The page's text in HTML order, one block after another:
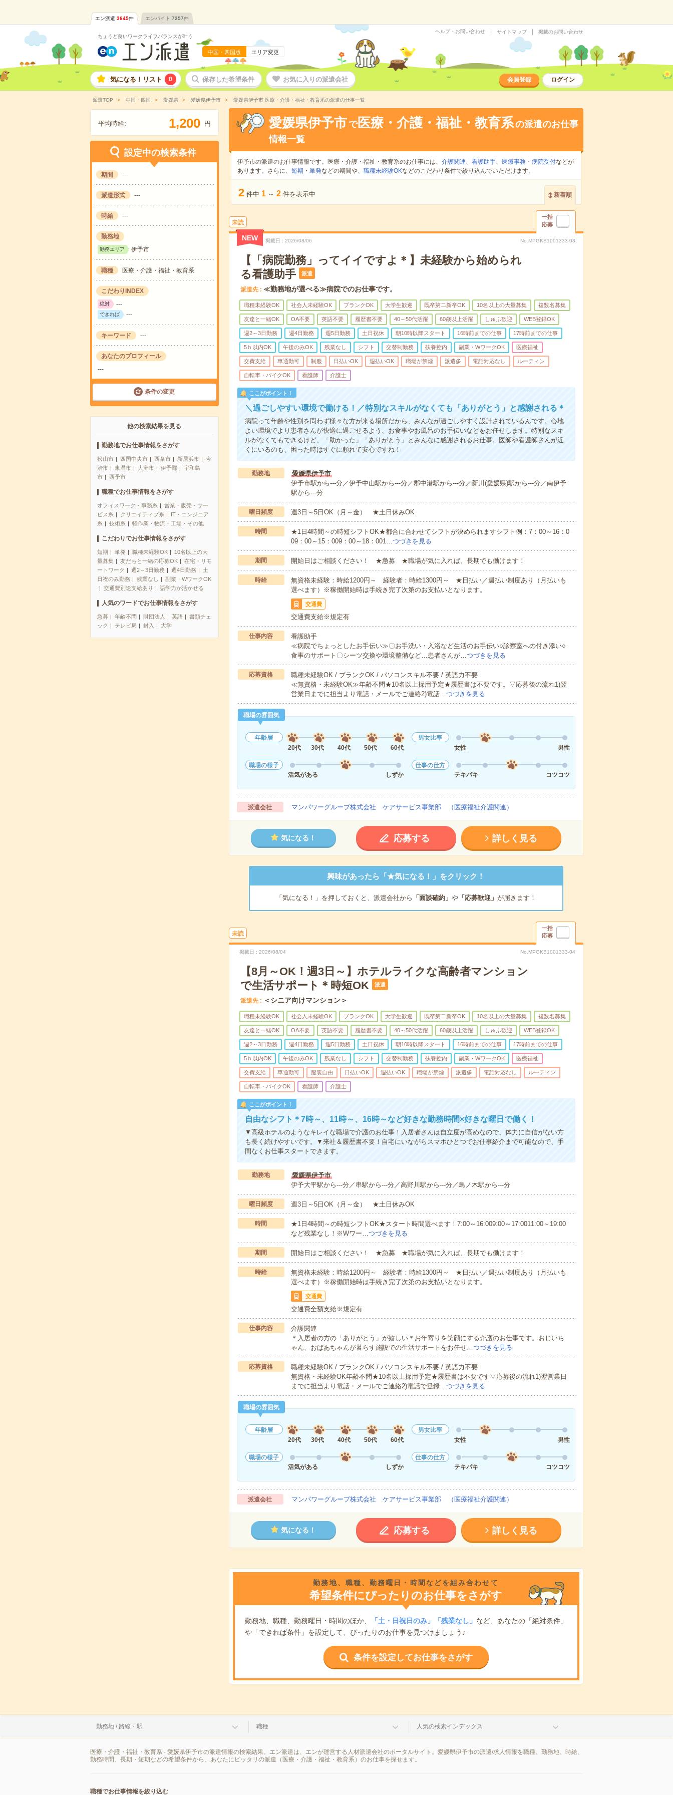
エン派遣 3645件 エンバイト 7257件
ちょうど良いワークライフバランスが叶う
中国・四国版 エリア変更
ヘルプ・お問い合わせ サイトマップ 掲載のお問い合わせ
気になる！リスト 0 保存した希望条件 お気に入りの派遣会社 会員登録 ログイン
派遣TOP 中国・四国 愛媛県 愛媛県伊予市 愛媛県伊予市 医療・介護・福祉・教育系の派遣の仕事一覧
平均時給: 1,200 円
設定中の検索条件
期間 ---
派遣形式 ---
時給 ---
勤務地
勤務エリア 伊予市
職種 医療・介護・福祉・教育系
こだわりINDEX
絶対 ---
できれば ---
キーワード ---
あなたのプロフィール
---
条件の変更
他の検索結果を見る
勤務地でお仕事情報をさがす
松山市 四国中央市 西条市 新居浜市
今
治市
東温市 大洲市 伊予郡
宇和島
市
西予市
職種でお仕事情報をさがす
オフィスワーク・事務系
営業・販売・サー
ビス系
クリエイティブ系
IT・エンジニア
系
技術系 軽作業・物流・工場・その他
こだわりでお仕事情報をさがす
短期 単発 職種未経験OK
10名以上の大
量募集
友だちと一緒の応募OK
在宅・リモ
ートワーク
週2～3日勤務 週4日勤務
土
日祝のみ勤務
残業なし
副業・WワークOK
交通費別途支給あり
語学力が活かせる
人気のワードでお仕事情報をさがす
急募 年齢不問 財団法人 英語
書類チェ
ック
テレビ局 封入 大学
愛媛県伊予市 で医療・介護・福祉・教育系の派遣のお仕事
情報一覧
伊予市の派遣のお仕事情報です。医療・介護・福祉・教育系のお仕事には、 介護関連、 看護助手、 医療事務・病院受付などが
あります。さらに、 短期 ・ 単発などの期間や、 職種未経験OKなどのこだわり条件で絞り込んでいただけます。
2 件中 1 ～ 2 件を表示中 新着順
未読
一括
応募
NEW 掲載日 2026/08/06 No.MPGKS1001333-03
【「病院勤務」ってイイですよ＊】未経験から始められ
る看護助手
派遣
派遣先 ≪勤務地が選べる≫病院でのお仕事です。
職種未経験OK 社会人未経験OK ブランクOK 大学生歓迎 既卒第二新卒OK 10名以上の大量募集 複数名募集
友達と一緒OK OA不要 英語不要 履歴書不要 40～50代活躍 60歳以上活躍 しゅふ歓迎 WEB登録OK
週2～3日勤務 週4日勤務 週5日勤務 土日祝休 朝10時以降スタート 16時前までの仕事 17時前までの仕事
5ｈ以内OK 午後のみOK 残業なし シフト 交替制勤務 扶養控内 副業・WワークOK 医療福祉
交費支給 車通勤可 制服 日払いOK 週払いOK 職場が禁煙 派遣多 電話対応なし ルーティン
自転車・バイクOK 看護師 介護士
ここがポイント！
＼過ごしやすい環境で働ける！／特別なスキルがなくても「ありがとう」と感謝される＊
病院って年齢や性別を問わず様々な方が来る場所だから、みんなが過ごしやすく設計されているんです。心地
よい環境でより患者さんが快適に過ごせるよう、お食事やお風呂のお手伝いなどをお任せします。特別なスキ
ルがなくてもできるけど、「助かった」「ありがとう」とみんなに感謝されるお仕事。医師や看護師さんが近
くにいるのも、困った時はすぐに頼れて安心ですね！
勤務地
愛媛県伊予市
伊予市駅から---分／伊予中山駅から---分／郡中港駅から---分／新川(愛媛県)駅から---分／南伊予
駅から---分
曜日頻度 週3日～5日OK（月～金） ★土日休みOK
時間
★1日4時間～の時短シフトOK★都合に合わせてシフトが決められますシフト例：7：00～16：0
09：00～15：009：00～18：001…つづきを見る
期間 開始日はご相談ください！ ★急募 ★職場が気に入れば、長期でも働けます！
時給
無資格未経験：時給1200円～ 経験者：時給1300円～ ★日払い／週払い制度あり（月払いも
選べます）※稼働開始時は手続き完了次第のお支払いとなります。
交通費
交通費支給※規定有
仕事内容
看護助手
≪病院でちょっとしたお手伝い≫〇お手洗い・入浴など生活のお手伝い○診察室への付き添い○
食事のサポート〇シーツ交換や環境整備など…患者さんが…つづきを見る
応募資格
職種未経験OK / ブランクOK / パソコンスキル不要 / 英語力不要
≪無資格・未経験OK≫年齢不問★10名以上採用予定★履歴書は不要です。▽応募後の流れ1)翌
営業日までに担当より電話・メールでご連絡2)電話…つづきを見る
職場の雰囲気
年齢層
20代
30代 40代 50代 60代
男女比率
女性
男性
職場の様子
活気がある
しずか
仕事の仕方
テキパキ
コツコツ
派遣会社 マンパワーグループ株式会社 ケアサービス事業部 （医療福祉介護関連）
気になる！ 応募する 詳しく見る
興味があったら「★気になる！」をクリック！
「気になる！」を押しておくと、派遣会社から 「面談確約」 や「応募歓迎」 が届きます！
未読
一括
応募
掲載日 2026/08/04 No.MPGKS1001333-04
【8月～OK！週3日～】ホテルライクな高齢者マンション
で生活サポート＊時短OK
派遣
派遣先 ＜シニア向けマンション＞
職種未経験OK 社会人未経験OK ブランクOK 大学生歓迎 既卒第二新卒OK 10名以上の大量募集 複数名募集
友達と一緒OK OA不要 英語不要 履歴書不要 40～50代活躍 60歳以上活躍 しゅふ歓迎 WEB登録OK
週2～3日勤務 週4日勤務 週5日勤務 土日祝休 朝10時以降スタート 16時前までの仕事 17時前までの仕事
5ｈ以内OK 午後のみOK 残業なし シフト 交替制勤務 扶養控内 副業・WワークOK 医療福祉
交費支給 車通勤可 服装自由 日払いOK 週払いOK 職場が禁煙 派遣多 電話対応なし ルーティン
自転車・バイクOK 看護師 介護士
ここがポイント！
自由なシフト＊7時～、11時～、16時～など好きな勤務時間×好きな曜日で働く！
▼高級ホテルのようなキレイな職場で介護のお仕事！入居者さんは自立度が高めなので、体力に自信がない方
も長く続けやすいです。▼来社＆履歴書不要！自宅にいながらスマホひとつでお仕事紹介まで可能なので、手
間なくお仕事スタートできます。
勤務地
愛媛県伊予市
伊予大平駅から---分／串駅から---分／高野川駅から---分／鳥ノ木駅から---分
曜日頻度 週3日～5日OK（月～金） ★土日休みOK
時間
★1日4時間～の時短シフトOK★スタート時間選べます！7:00～16:009:00～17:0011:00～19:00
など残業なし！※Wワー…つづきを見る
期間 開始日はご相談ください！ ★急募 ★職場が気に入れば、長期でも働けます！
時給
無資格未経験：時給1200円～ 経験者：時給1300円～ ★日払い／週払い制度あり（月払いも
選べます）※稼働開始時は手続き完了次第のお支払いとなります。
交通費
交通費全額支給※規定有
仕事内容
介護関連
＊入居者の方の「ありがとう」が嬉しい＊お年寄りを笑顔にする介護のお仕事です。おじいち
ゃん、おばあちゃんが暮らす施設での生活サポートをお任せ…つづきを見る
応募資格
職種未経験OK / ブランクOK / パソコンスキル不要 / 英語力不要
無資格・未経験OK年齢不問★10名以上採用予定★履歴書は不要です▽応募後の流れ1)翌営業日
までに担当より電話・メールでご連絡2)電話で登録…つづきを見る
職場の雰囲気
年齢層
20代
30代 40代 50代 60代
男女比率
女性
男性
職場の様子
活気がある
しずか
仕事の仕方
テキパキ
コツコツ
派遣会社 マンパワーグループ株式会社 ケアサービス事業部 （医療福祉介護関連）
気になる！ 応募する 詳しく見る
勤務地、職種、勤務曜日・時間などを組み合わせて
希望条件にぴったりのお仕事をさがす
勤務地、職種、勤務曜日・時間のほか、 「土・日祝日のみ」「残業なし」 など、あなたの「絶対条件」
や「できれば条件」を設定して、ぴったりのお仕事を見つけましょう♪
条件を設定してお仕事をさがす
勤務地 / 路線・駅 職種 人気の検索インデックス
医療・介護・福祉・教育系 - 愛媛県伊予市の派遣情報の検索結果。エン派遣は、エンが運営する人材派遣会社のポータルサイト。愛媛県伊予市の派遣/求人情報を職種、勤務地、時給、
勤務時間、長期・短期などの希望条件から、あなたにピッタリの派遣（医療・介護・福祉・教育系）のお仕事を探せます。
職種でお仕事情報を絞り込む